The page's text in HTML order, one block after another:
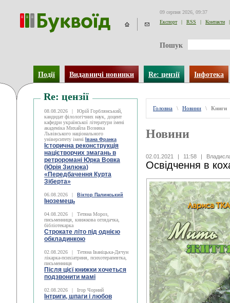
09 серпня 2026, 09:37
Експорт
| RSS | Контакти |
Пошук
Події Видавничі новинки Re: цензії Інфотека
Re: цензії
08.08.2026 |
Юрій Горблянський,
кандидат філологічних наук, доцент
кафедри української літератури імені
академіка Михайла Возняка
Львівського національного
університету імені
Івана Франка
Історична реконструкція
націєтворчих змагань в
ретроромані Юрка Вовка
(Юрія Зилюка)
«Передбачення Курта
Зіберта»
06.08.2026 | Віктор Палинський
Іноземець
04.08.2026 |
Тетяна Мороз,
письменниця, книжкова оглядачка,
бібліотекарка
Строкате літо під однією
обкладинкою
02.08.2026 |
Тетяна Іваніцька-Дячун
лікарка-психіатриня, психотерапевтка,
письменниця
Після цієї книжки хочеться
подзвонити мамі
02.08.2026 | Ігор Чорний
Інтриги, шпаги і любов
Головна \ Новини \ Книги
Новини
02.01.2021 | 11:58 |
Освідчення в